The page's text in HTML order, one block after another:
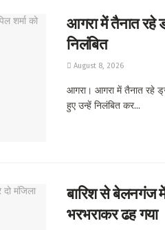
आगरा में तैनात रहे
निलंबित
August 8, 2026
आगरा। आगरा में तैनात रहे
हुए उन्हें निलंबित कर...
बारिश से बेलनगंज में
भरभराकर ढह गया